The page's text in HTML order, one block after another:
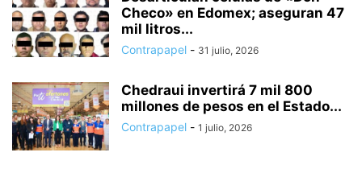
Checo» en Edomex; aseguran 47
mil litros...
Contrapapel - 31 julio, 2026
Chedraui invertirá 7 mil 800
millones de pesos en el Estado...
Contrapapel - 1 julio, 2026